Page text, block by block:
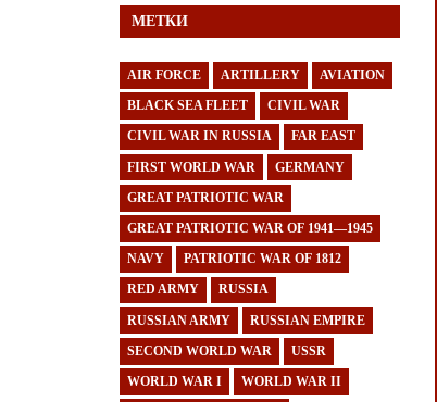
МЕТКИ
AIR FORCE ARTILLERY AVIATION
BLACK SEA FLEET CIVIL WAR
CIVIL WAR IN RUSSIA FAR EAST
FIRST WORLD WAR GERMANY
GREAT PATRIOTIC WAR
GREAT PATRIOTIC WAR OF 1941—1945
NAVY PATRIOTIC WAR OF 1812
RED ARMY RUSSIA
RUSSIAN ARMY RUSSIAN EMPIRE
SECOND WORLD WAR USSR
WORLD WAR I WORLD WAR II